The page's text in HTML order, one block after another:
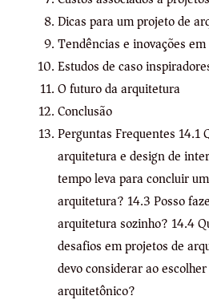
Dicas para um projeto de
Tendências e inovações
Estudos de caso
O futuro da arquitetura
Conclusão
Perguntas Frequentes 14.1
arquitetura e design de
tempo leva para concluir
arquitetura? 14.3 Posso
arquitetura sozinho? 14.4
desafios em projetos de
devo considerar ao
arquitetônico?